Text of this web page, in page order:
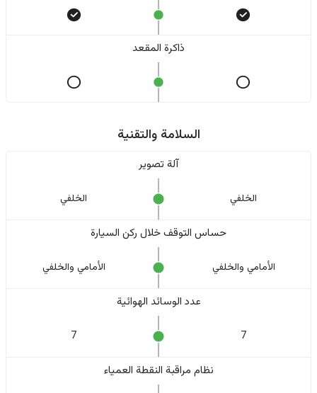
ذاكرة المقعد
السلامة والتقنية
آلة تصوير
الخلفي الخلفي
حساس التوقف خلال ركن السيارة
الأمامي والخلفي الأمامي والخلفي
عدد الوسائد الهوائية
7
7
نظام مراقبة النقطة العمياء